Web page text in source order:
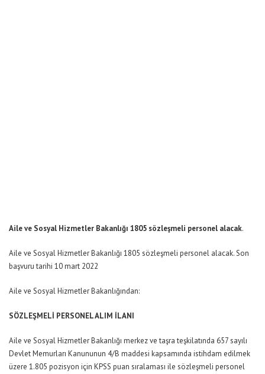
Aile ve Sosyal Hizmetler Bakanlığı 1805 sözleşmeli personel alacak.
Aile ve Sosyal Hizmetler Bakanlığı 1805 sözleşmeli personel alacak. Son
başvuru tarihi 10 mart 2022
Aile ve Sosyal Hizmetler Bakanlığından:
SÖZLEŞMELİ PERSONEL ALIM İLANI
Aile ve Sosyal Hizmetler Bakanlığı merkez ve taşra teşkilatında 657 sayılı
Devlet Memurları Kanununun 4/B maddesi kapsamında istihdam edilmek
üzere 1.805 pozisyon için KPSS puan sıralaması ile sözleşmeli personel